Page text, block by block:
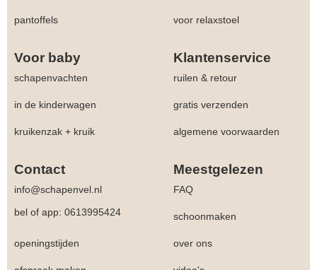
pantoffels voor relaxstoel
Voor baby Klantenservice
schapenvachten ruilen & retour
in de kinderwagen gratis verzenden
kruikenzak + kruik algemene voorwaarden
Contact Meestgelezen
info@schapenvel.nl
FAQ
bel of app: 0613995424
schoonmaken
openingstijden over ons